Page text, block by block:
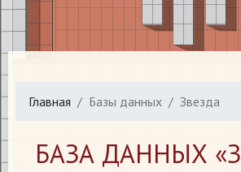
Главная Базы данных Звезда
БАЗА ДАННЫХ